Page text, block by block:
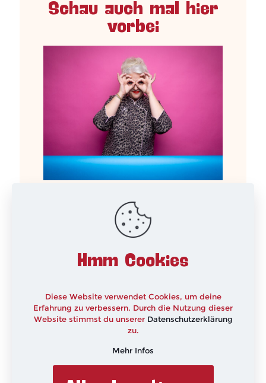
Schau auch mal hier
vorbei
29.07.26 auf SAT.1
Hmm Cookies
Diese Website verwendet Cookies, um deine
Erfahrung zu verbessern. Durch die Nutzung dieser
Website stimmst du unserer Datenschutzerklärung
zu.
Mehr Infos